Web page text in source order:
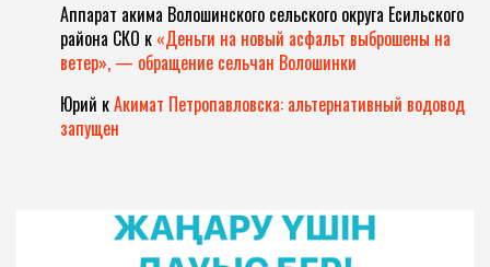
Аппарат акима Волошинского сельского округа Есильского
района СКО к «Деньги на новый асфальт выброшены на
ветер», — обращение сельчан Волошинки
Юрий кАкимат Петропавловска: альтернативный водовод
запущен